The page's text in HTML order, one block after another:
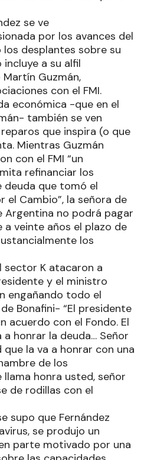
se ve
por los avances del
los desplantes sobre su
a su alfil
Guzmán,
con el FMI.
económica -que en el
también se ven
que inspira (o que
Mientras Guzmán
con el FMI “un
refinanciar los
deuda que tomó el
Cambio”, la señora de
Argentina no podrá pagar
a veinte años el plazo de
los
sector K atacaron a
y el ministro
engañando todo el
Bonafini- “El presidente
acuerdo con el Fondo. El
honrar la deuda… Señor
la va a honrar con una
de los
honra usted, señor
de rodillas con el
supo que Fernández
se produjo un
parte motivado por una